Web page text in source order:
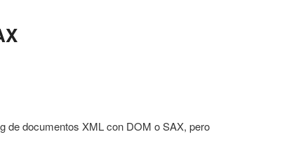
de documentos XML con DOM o SAX, pero